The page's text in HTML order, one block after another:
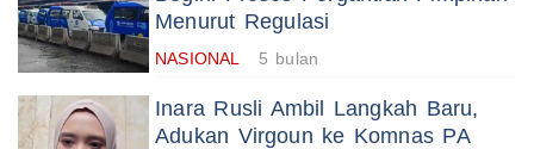
Menurut Regulasi
NASIONAL 5 bulan
Inara Rusli Ambil Langkah Baru,
Adukan Virgoun ke Komnas PA